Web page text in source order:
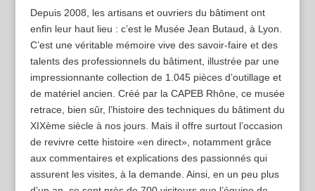
Depuis 2008, les artisans et ouvriers du bâtiment ont
enfin leur haut lieu : c’est le Musée Jean Butaud, à Lyon.
C’est une véritable mémoire vive des savoir-faire et des
talents des professionnels du bâtiment, illustrée par une
impressionnante collection de 1.045 pièces d’outillage et
de matériel ancien. Créé par la CAPEB Rhône, ce musée
retrace, bien sûr, l’histoire des techniques du bâtiment du
XIXème siècle à nos jours. Mais il offre surtout l’occasion
de revivre cette histoire «en direct», notamment grâce
aux commentaires et explications des passionnés qui
assurent les visites, à la demande. Ainsi, en un peu plus